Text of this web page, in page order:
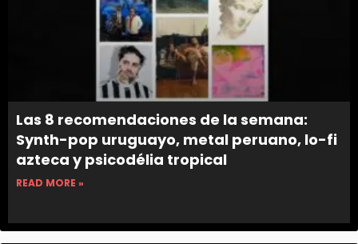
Las 8 recomendaciones de la semana:
Synth-pop uruguayo, metal peruano, lo-fi
azteca y psicodélia tropical
READ MORE »